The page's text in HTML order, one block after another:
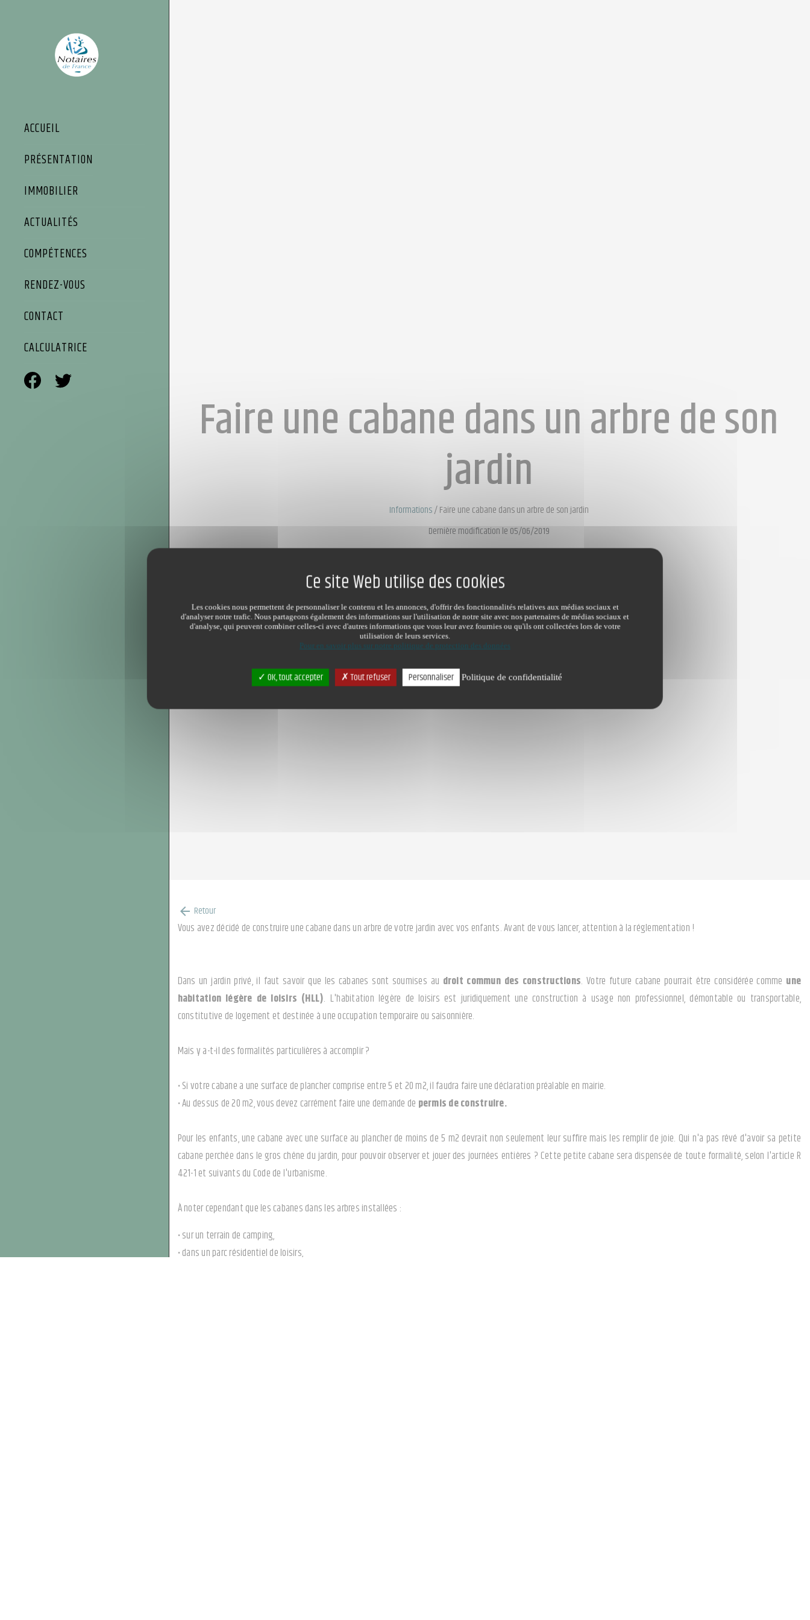
ACCUEIL
PRÉSENTATION
IMMOBILIER
ACTUALITÉS
COMPÉTENCES
RENDEZ-VOUS
CONTACT
CALCULATRICE
Faire une cabane dans un arbre de son
jardin
Informations/Faire une cabane dans un arbre de son jardin
Dernière modification le 05/06/2019
arrow_back Retour
Vous avez décidé de construire une cabane dans un arbre de votre jardin avec vos enfants. Avant de vous lancer, attention à la réglementation !
Dans un jardin privé, il faut savoir que les cabanes sont soumises au droit commun des constructions. Votre future cabane pourrait être considérée comme une
habitation légère de loisirs (HLL). L'habitation légère de loisirs est juridiquement une construction à usage non professionnel, démontable ou transportable,
constitutive de logement et destinée à une occupation temporaire ou saisonnière.
Mais y a-t-il des formalités particulières à accomplir ?
• Si votre cabane a une surface de plancher comprise entre 5 et 20 m2, il faudra faire une déclaration préalable en mairie.
• Au dessus de 20 m2, vous devez carrément faire une demande de permis de construire.
Pour les enfants, une cabane avec une surface au plancher de moins de 5 m2 devrait non seulement leur suffire mais les remplir de joie. Qui n'a pas rêvé d'avoir sa petite
cabane perchée dans le gros chêne du jardin, pour pouvoir observer et jouer des journées entières ? Cette petite cabane sera dispensée de toute formalité, selon l'article R
421-1 et suivants du Code de l'urbanisme.
À noter cependant que les cabanes dans les arbres installées :
• sur un terrain de camping,
• dans un parc résidentiel de loisirs,
Les cookies nous permettent de personnaliser le contenu et les annonces, d'offrir des fonctionnalités relatives aux médias sociaux et
d'analyser notre trafic. Nous partageons également des informations sur l'utilisation de notre site avec nos partenaires de médias sociaux et
d'analyse, qui peuvent combiner celles-ci avec d'autres informations que vous leur avez fournies ou qu'ils ont collectées lors de votre
utilisation de leurs services.
Pour en savoir plus sur notre politique de protection des données
OK, tout accepter Tout refuser Personnaliser Politique de confidentialité